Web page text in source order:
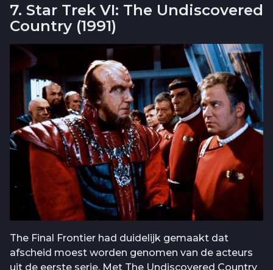
7. Star Trek VI: The Undiscovered
Country (1991)
The Final Frontier had duidelijk gemaakt dat
afscheid moest worden genomen van de acteurs
uit de eerste serie. Met The Undiscovered Country